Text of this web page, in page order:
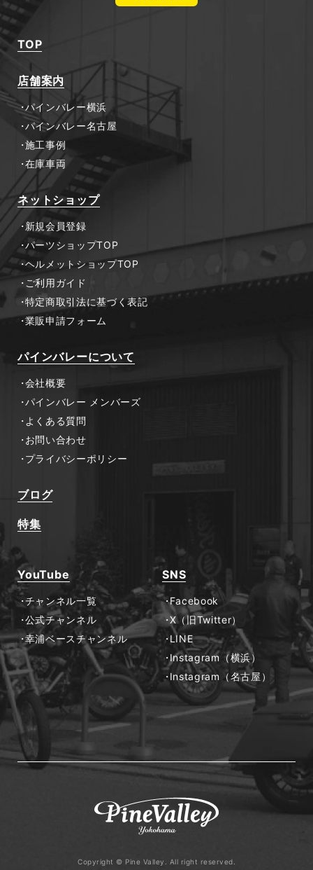
TOP
店舗案内
パインバレー横浜
パインバレー名古屋
施工事例
在庫車両
ネットショップ
新規会員登録
パーツショップTOP
ヘルメットショップTOP
ご利用ガイド
特定商取引法に基づく表記
業販申請フォーム
パインバレーについて
会社概要
パインバレー メンバーズ
よくある質問
お問い合わせ
プライバシーポリシー
ブログ
特集
YouTube
チャンネル一覧
公式チャンネル
幸浦ベースチャンネル
SNS
Facebook
X（旧Twitter）
LINE
Instagram（横浜）
Instagram（名古屋）
Copyright © Pine Valley. All right reserved.